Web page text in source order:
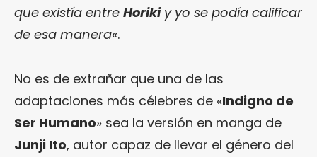
que existía entre Horikiy yo se podía calificar
de esa manera«.
No es de extrañar que una de las
adaptaciones más célebres de «Indigno de
Ser Humano» sea la versión en manga de
Junji Ito, autor capaz de llevar el género del